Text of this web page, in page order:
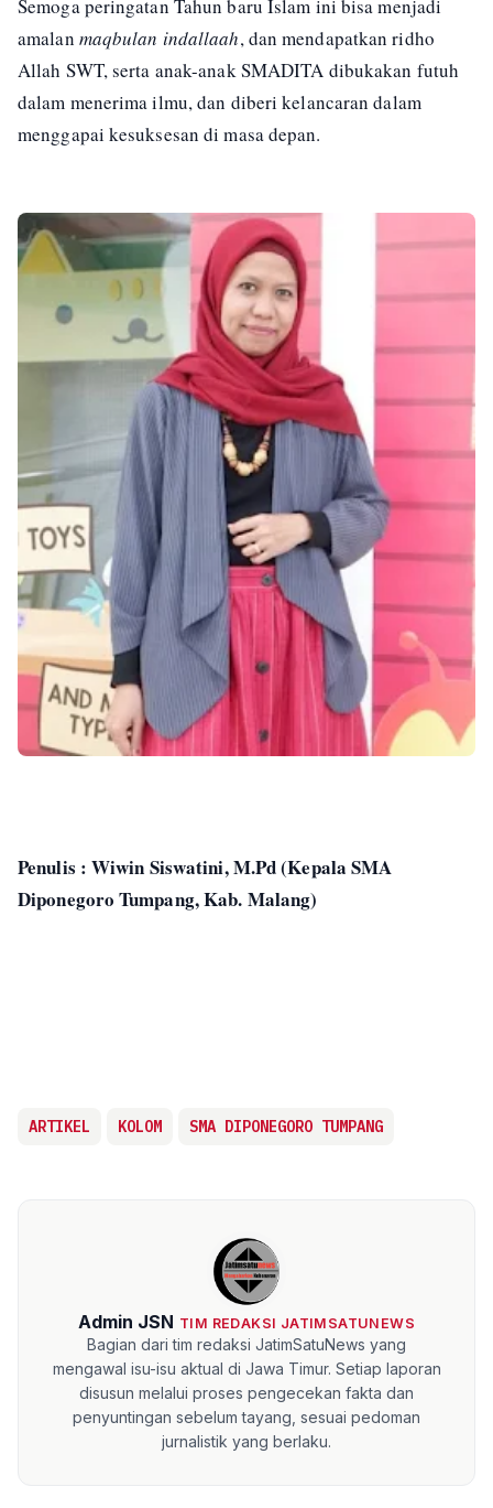
Semoga peringatan Tahun baru Islam ini bisa menjadi
amalan maqbulan indallaah, dan mendapatkan ridho
Allah SWT, serta anak-anak SMADITA dibukakan futuh
dalam menerima ilmu, dan diberi kelancaran dalam
menggapai kesuksesan di masa depan.
Penulis : Wiwin Siswatini, M.Pd (Kepala SMA
Diponegoro Tumpang, Kab. Malang)
ARTIKEL KOLOM SMA DIPONEGORO TUMPANG
Admin JSN TIM REDAKSI JATIMSATUNEWS
Bagian dari tim redaksi JatimSatuNews yang
mengawal isu-isu aktual di Jawa Timur. Setiap laporan
disusun melalui proses pengecekan fakta dan
penyuntingan sebelum tayang, sesuai pedoman
jurnalistik yang berlaku.